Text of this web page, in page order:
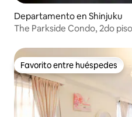
Departamento en Shinjuku
The Parkside Condo, 2do
Favorito entre huéspedes
Favorito entre huéspedes